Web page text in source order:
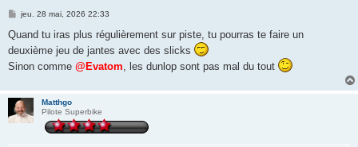
M
s
a
e
jeu. 28 mai, 2026 22:33
Quand tu iras plus régulièrement sur piste, tu pourras te faire un
deuxième jeu de jantes avec des slicks
Sinon comme @Evatom, les dunlop sont pas mal du tout
Matthgo
Pilote Superbike